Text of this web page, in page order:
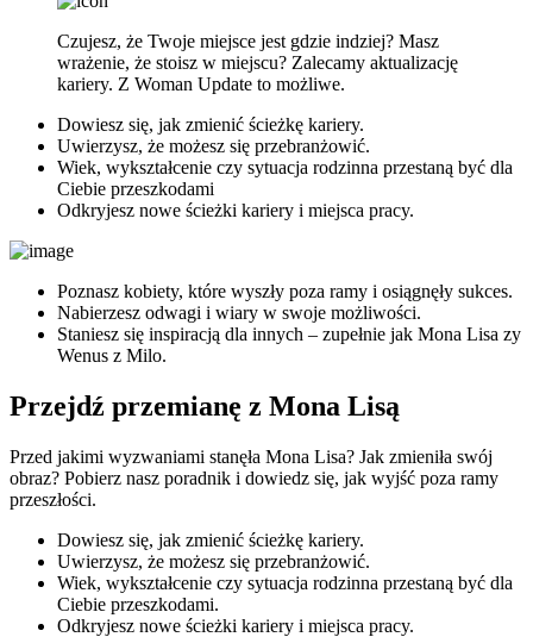
Czujesz, że Twoje miejsce jest gdzie indziej? Masz
wrażenie, że stoisz w miejscu? Zalecamy aktualizację
kariery. Z Woman Update to możliwe.
Dowiesz się, jak zmienić ścieżkę kariery.
Uwierzysz, że możesz się przebranżowić.
Wiek, wykształcenie czy sytuacja rodzinna przestaną być dla
Ciebie przeszkodami
Odkryjesz nowe ścieżki kariery i miejsca pracy.
Poznasz kobiety, które wyszły poza ramy i osiągnęły sukces.
Nabierzesz odwagi i wiary w swoje możliwości.
Staniesz się inspiracją dla innych – zupełnie jak Mona Lisa zy
Wenus z Milo.
Przejdź przemianę z Mona Lisą
Przed jakimi wyzwaniami stanęła Mona Lisa? Jak zmieniła swój
obraz? Pobierz nasz poradnik i dowiedz się, jak wyjść poza ramy
przeszłości.
Dowiesz się, jak zmienić ścieżkę kariery.
Uwierzysz, że możesz się przebranżowić.
Wiek, wykształcenie czy sytuacja rodzinna przestaną być dla
Ciebie przeszkodami.
Odkryjesz nowe ścieżki kariery i miejsca pracy.